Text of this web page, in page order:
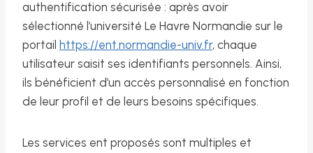
authentification sécurisée : après avoir
sélectionné l’université Le Havre Normandie sur le
portail https://ent.normandie-univ.fr, chaque
utilisateur saisit ses identifiants personnels. Ainsi,
ils bénéficient d’un accès personnalisé en fonction
de leur profil et de leurs besoins spécifiques.
Les services ent proposés sont multiples et